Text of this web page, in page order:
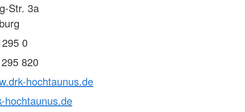
Str. 3a
0
820
hochtaunus.de
hochtaunus.de